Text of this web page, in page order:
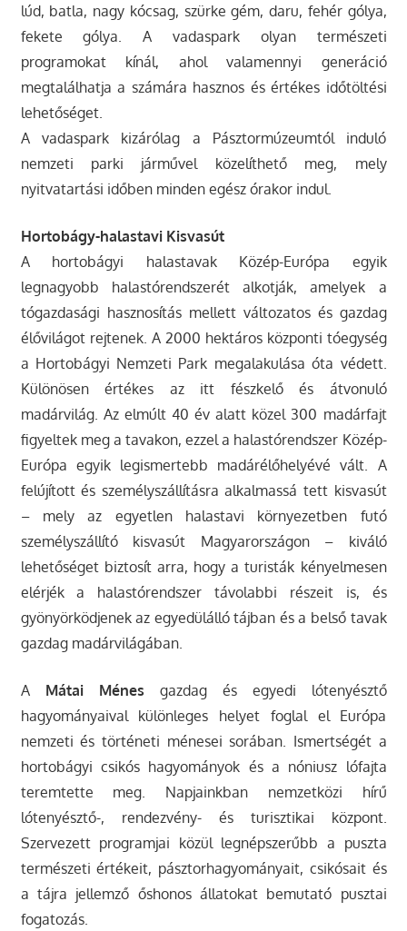
lúd, batla, nagy kócsag, szürke gém, daru, fehér gólya,
fekete gólya. A vadaspark olyan természeti
programokat kínál, ahol valamennyi generáció
megtalálhatja a számára hasznos és értékes időtöltési
lehetőséget.
A vadaspark kizárólag a Pásztormúzeumtól induló
nemzeti parki járművel közelíthető meg, mely
nyitvatartási időben minden egész órakor indul.
Hortobágy-halastavi Kisvasút
A hortobágyi halastavak Közép-Európa egyik
legnagyobb halastórendszerét alkotják, amelyek a
tógazdasági hasznosítás mellett változatos és gazdag
élővilágot rejtenek. A 2000 hektáros központi tóegység
a Hortobágyi Nemzeti Park megalakulása óta védett.
Különösen értékes az itt fészkelő és átvonuló
madárvilág. Az elmúlt 40 év alatt közel 300 madárfajt
figyeltek meg a tavakon, ezzel a halastórendszer Közép-
Európa egyik legismertebb madárélőhelyévé vált. A
felújított és személyszállításra alkalmassá tett kisvasút
– mely az egyetlen halastavi környezetben futó
személyszállító kisvasút Magyarországon – kiváló
lehetőséget biztosít arra, hogy a turisták kényelmesen
elérjék a halastórendszer távolabbi részeit is, és
gyönyörködjenek az egyedülálló tájban és a belső tavak
gazdag madárvilágában.
A Mátai Ménes gazdag és egyedi lótenyésztő
hagyományaival különleges helyet foglal el Európa
nemzeti és történeti ménesei sorában. Ismertségét a
hortobágyi csikós hagyományok és a nóniusz lófajta
teremtette meg. Napjainkban nemzetközi hírű
lótenyésztő-, rendezvény- és turisztikai központ.
Szervezett programjai közül legnépszerűbb a puszta
természeti értékeit, pásztorhagyományait, csikósait és
a tájra jellemző őshonos állatokat bemutató pusztai
fogatozás.